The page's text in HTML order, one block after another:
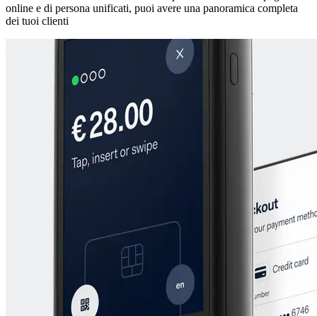
online e di persona unificati, puoi avere una panoramica completa
dei tuoi clienti